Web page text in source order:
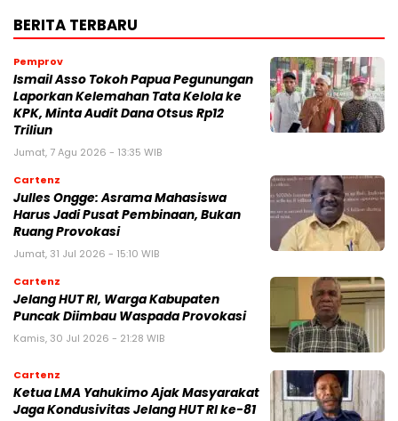
BERITA TERBARU
Pemprov
Ismail Asso Tokoh Papua Pegunungan
Laporkan Kelemahan Tata Kelola ke
KPK, Minta Audit Dana Otsus Rp12
Triliun
Jumat, 7 Agu 2026 - 13:35 WIB
Cartenz
Julles Ongge: Asrama Mahasiswa
Harus Jadi Pusat Pembinaan, Bukan
Ruang Provokasi
Jumat, 31 Jul 2026 - 15:10 WIB
Cartenz
Jelang HUT RI, Warga Kabupaten
Puncak Diimbau Waspada Provokasi
Kamis, 30 Jul 2026 - 21:28 WIB
Cartenz
Ketua LMA Yahukimo Ajak Masyarakat
Jaga Kondusivitas Jelang HUT RI ke-81